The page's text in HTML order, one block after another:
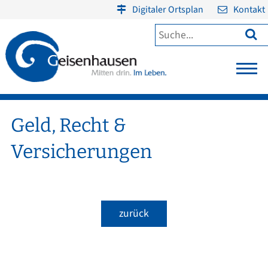
Digitaler Ortsplan Kontakt

Geld, Recht &
Versicherungen
zurück